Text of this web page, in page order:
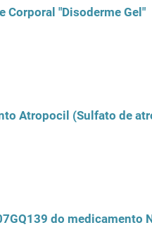
Corporal "Disoderme Gel"
Atropocil (Sulfato de
do medicamento